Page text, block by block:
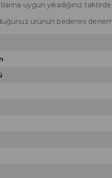
uygun yıkadığınız
ürünün bedenini